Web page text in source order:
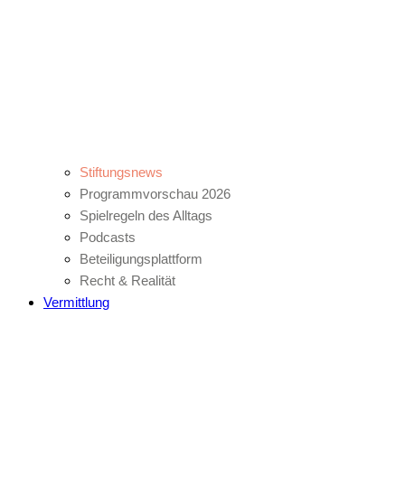
Stiftungsnews
Programmvorschau 2026
Spielregeln des Alltags
Podcasts
Beteiligungsplattform
Recht & Realität
Vermittlung